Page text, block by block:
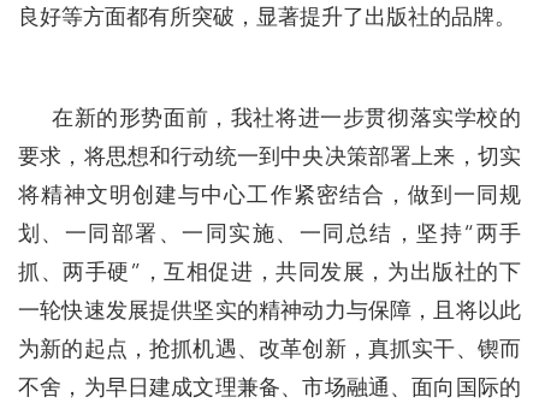
良好等方面都有所突破，显著提升了出版社的品牌。
在新的形势面前，我社将进一步贯彻落实学校的
要求，将思想和行动统一到中央决策部署上来，切实
将精神文明创建与中心工作紧密结合，做到一同规
划、一同部署、一同实施、一同总结，坚持“两手
抓、两手硬”，互相促进，共同发展，为出版社的下
一轮快速发展提供坚实的精神动力与保障，且将以此
为新的起点，抢抓机遇、改革创新，真抓实干、锲而
不舍，为早日建成文理兼备、市场融通、面向国际的